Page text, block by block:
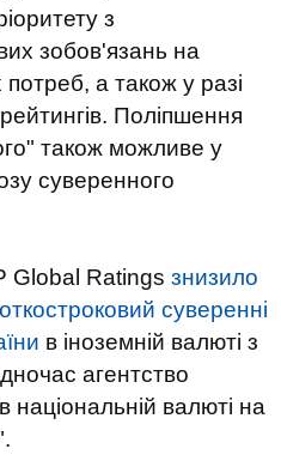
з
зобов'язань на
а також у разі
Поліпшення
також можливе у
суверенного
Global Ratings знизило
суверенні
в іноземній валюті з
агентство
національній валюті на